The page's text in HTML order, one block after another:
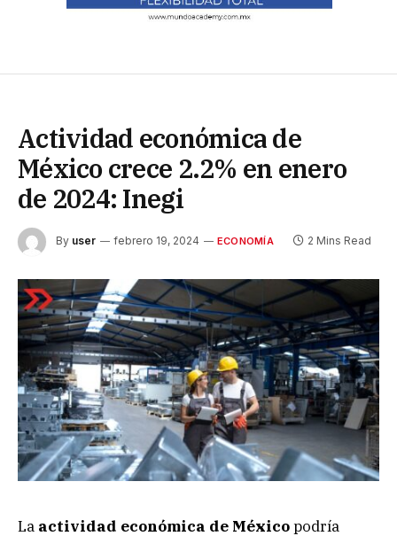
Actividad económica de
México crece 2.2% en enero
de 2024: Inegi
By user febrero 19, 2024 ECONOMÍA 2 Mins Read
La actividad económica de Méxicopodría